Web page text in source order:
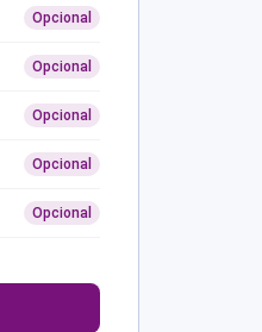
Opcional
Opcional
Opcional
Opcional
Opcional